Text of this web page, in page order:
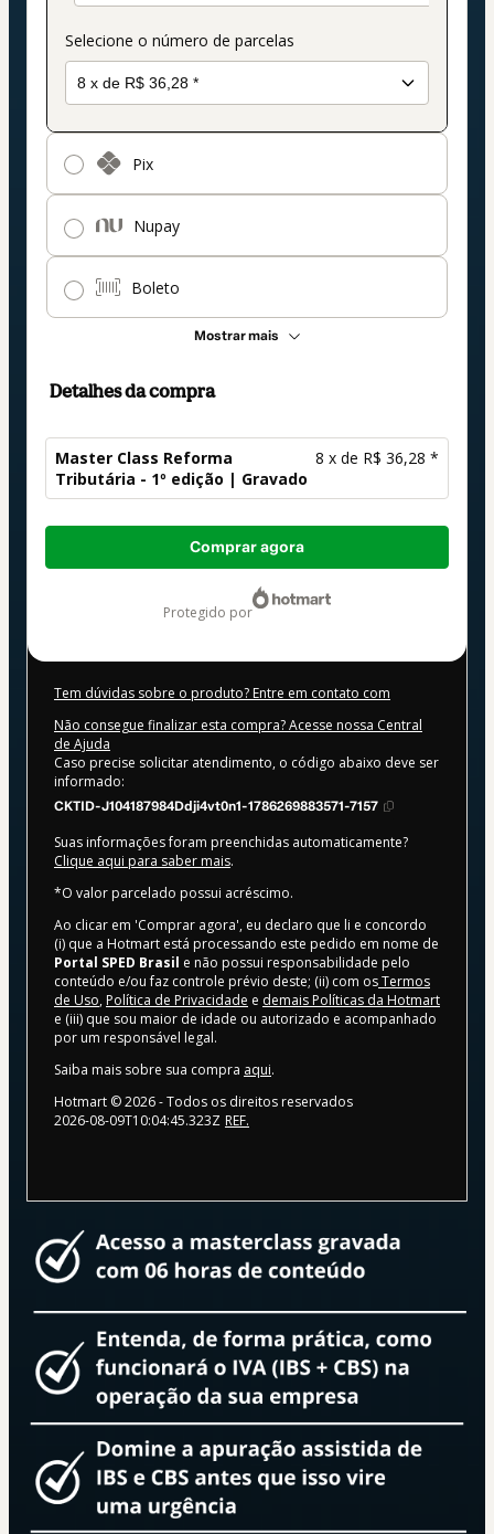
Selecione o número de parcelas
Pix
Nupay
Boleto
Mostrar mais
Detalhes da compra
Master Class Reforma
Tributária - 1º edição | Gravado
8 x de R$ 36,28 *
Total
Comprar agora
protegido por
Tem dúvidas sobre o produto? Entre em contato com
Não consegue finalizar esta compra? Acesse nossa Central
de Ajuda
Caso precise solicitar atendimento, o código abaixo deve ser
informado:
CKTID-J104187984Ddji4vt0n1-1786269883571-7157
Suas informações foram preenchidas automaticamente?
Clique aqui para saber mais.
*O valor parcelado possui acréscimo.
Ao clicar em 'Comprar agora', eu declaro que li e concordo
(i) que a Hotmart está processando este pedido em nome de
Portal SPED Brasil e não possui responsabilidade pelo
conteúdo e/ou faz controle prévio deste; (ii) com osTermos
de Uso, Política de Privacidade e demais Políticas da Hotmart
e (iii) que sou maior de idade ou autorizado e acompanhado
por um responsável legal.
Saiba mais sobre sua compra aqui.
Hotmart ©2026- Todos os direitos reservados
2026-08-09T10:04:45.323Z REF.